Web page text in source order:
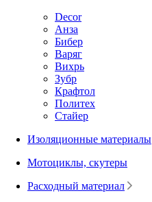
Decor
Анза
Бибер
Варяг
Вихрь
Зубр
Крафтол
Политех
Стайер
Изоляционные материалы
Мотоциклы, скутеры
Расходный материал